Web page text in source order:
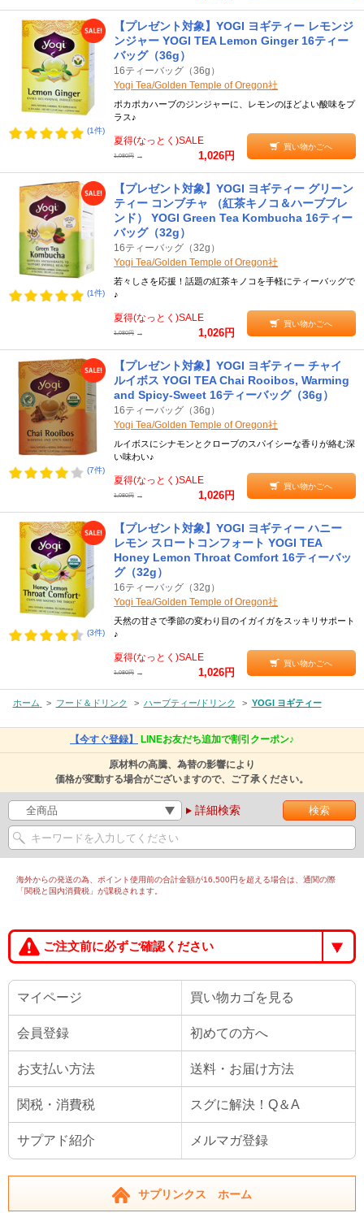
(1件)
【プレゼント対象】YOGI ヨギティー レモンジ
ンジャー YOGI TEA Lemon Ginger 16ティー
バッグ（36g）
16ティーバッグ（36g）
Yogi Tea/Golden Temple of Oregon社
ポカポカハーブのジンジャーに、レモンのほどよい酸味をプ
ラス♪
夏得(なっとく)SALE
1,080円 → 1,026円
買い物かごへ
(1件)
【プレゼント対象】YOGI ヨギティー グリーン
ティー コンブチャ （紅茶キノコ＆ハーブブレ
ンド） YOGI Green Tea Kombucha 16ティー
バッグ（32g）
16ティーバッグ（32g）
Yogi Tea/Golden Temple of Oregon社
若々しさを応援！話題の紅茶キノコを手軽にティーバッグで
♪
夏得(なっとく)SALE
1,080円 → 1,026円
買い物かごへ
(7件)
【プレゼント対象】YOGI ヨギティー チャイ
ルイボス YOGI TEA Chai Rooibos, Warming
and Spicy-Sweet 16ティーバッグ（36g）
16ティーバッグ（36g）
Yogi Tea/Golden Temple of Oregon社
ルイボスにシナモンとクローブのスパイシーな香りが絡む深
い味わい♪
夏得(なっとく)SALE
1,080円 → 1,026円
買い物かごへ
(3件)
【プレゼント対象】YOGI ヨギティー ハニー
レモン スロートコンフォート YOGI TEA
Honey Lemon Throat Comfort 16ティーバッ
グ（32g）
16ティーバッグ（32g）
Yogi Tea/Golden Temple of Oregon社
天然の甘さで季節の変わり目のイガイガをスッキリサポート
♪
夏得(なっとく)SALE
1,080円 → 1,026円
買い物かごへ
ホーム > フード＆ドリンク > ハーブティー/ドリンク > YOGI ヨギティー
【今すぐ登録】 LINEお友だち追加で割引クーポン♪
原材料の高騰、為替の影響により
価格が変動する場合がございますので、ご了承ください。
詳細検索
海外からの発送の為、ポイント使用前の合計金額が16,500円を超える場合は、通関の際
「関税と国内消費税」が課税されます。
ご注文前に必ずご確認ください
マイページ 買い物カゴを見る
会員登録 初めての方へ
お支払い方法 送料・お届け方法
関税・消費税 スグに解決！Q＆A
サプアド紹介 メルマガ登録
サプリンクス ホーム